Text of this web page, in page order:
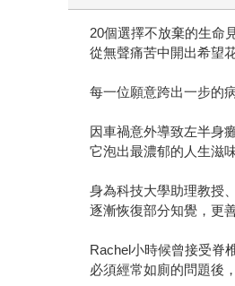
20個選擇不放棄的生命
從無聲痛苦中開出希望
每一位願意跨出一步的
因車禍意外導致左半身
它泡出最濃郁的人生滋味
身為科技大學助理教授
逐漸恢復部分知覺，更
Rachel小時候曾接受脊
必須經常如廁的問題後